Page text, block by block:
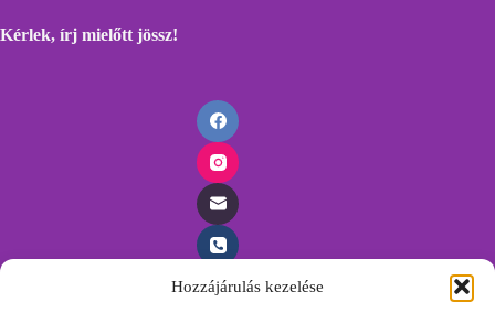
Hozzájárulás kezelése
Kérlek, írj mielőtt jössz!